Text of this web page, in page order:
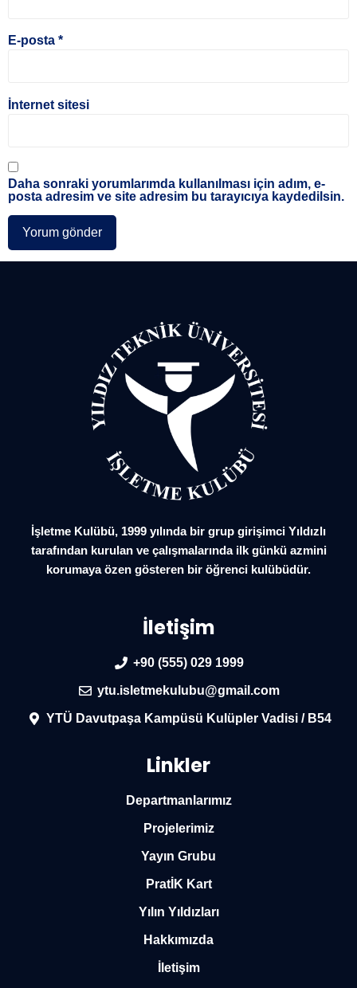
E-posta *
İnternet sitesi
Daha sonraki yorumlarımda kullanılması için adım, e-
posta adresim ve site adresim bu tarayıcıya kaydedilsin.
İşletme Kulübü, 1999 yılında bir grup girişimci Yıldızlı
tarafından kurulan ve çalışmalarında ilk günkü azmini
korumaya özen gösteren bir öğrenci kulübüdür.
İletişim
+90 (555) 029 1999
ytu.isletmekulubu@gmail.com
YTÜ Davutpaşa Kampüsü Kulüpler Vadisi / B54
Linkler
Departmanlarımız
Projelerimiz
Yayın Grubu
PratİK Kart
Yılın Yıldızları
Hakkımızda
İletişim